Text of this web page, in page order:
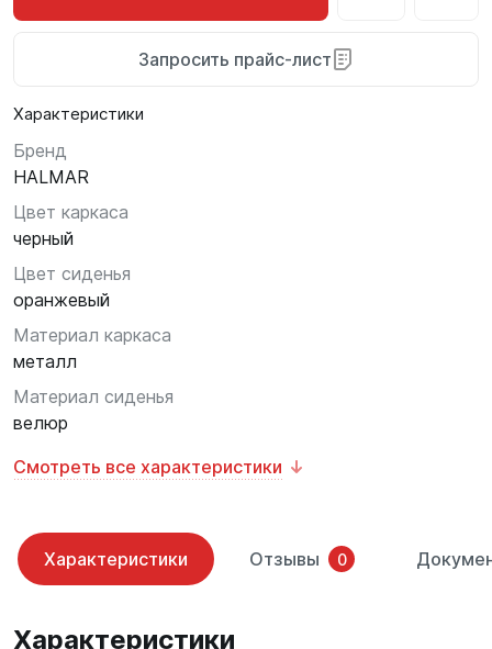
Характеристики
Бренд
HALMAR
Цвет каркаса
черный
Цвет сиденья
оранжевый
Материал каркаса
металл
Материал сиденья
велюр
Смотреть все характеристики
Запросить прайс-лист
Характеристики Отзывы 0
Характеристики